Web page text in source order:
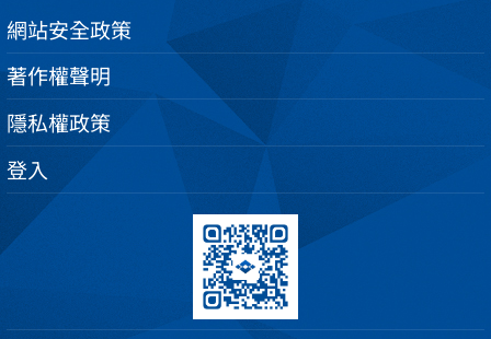
網站安全政策
著作權聲明
隱私權政策
登入